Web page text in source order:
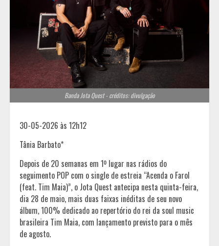
Banda Jota Quest - créditos: divulgação
30-05-2026 às 12h12
Tânia Barbato*
Depois de 20 semanas em 1º lugar nas rádios do
seguimento POP com o single de estreia “Acenda o Farol
(feat. Tim Maia)”, o Jota Quest antecipa nesta quinta-feira,
dia 28 de maio, mais duas faixas inéditas de seu novo
álbum, 100% dedicado ao repertório do rei da soul music
brasileira Tim Maia, com lançamento previsto para o mês
de agosto.